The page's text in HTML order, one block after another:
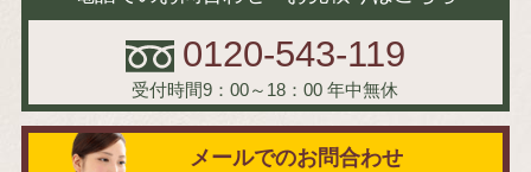
0120-543-119
受付時間9：00～18：00 年中無休
メールでのお問合わせ